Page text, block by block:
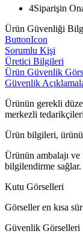
4Siparişin
Ürün Güvenliği
ButtonIcon
Sorumlu Kişi
Üretici Bilgileri
Ürün Güvenlik
Güvenlik
Ürünün gerekli
merkezli
Ürün bilgileri,
Ürünün ambalajı
bilgilendirme sağlar.
Kutu Görselleri
Görseller en kısa
Güvenlik Görselleri